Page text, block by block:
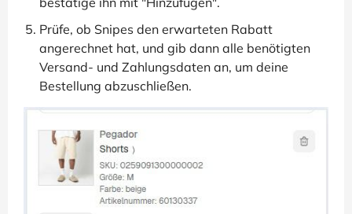
Prüfe, ob Snipes den erwarteten Rabatt
angerechnet hat, und gib dann alle benötigten
Versand- und Zahlungsdaten an, um deine
Bestellung abzuschließen.